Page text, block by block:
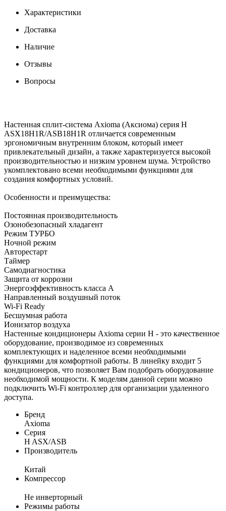
Характеристики
Доставка
Наличие
Отзывы
Вопросы
Настенная сплит-система Axioma (Аксиома) серия H
ASX18H1R/ASB18H1R отличается современным
эргономичным внутренним блоком, который имеет
привлекательный дизайн, а также характеризуется высокой
производительностью и низким уровнем шума. Устройство
укомплектовано всеми необходимыми функциями для
создания комфортных условий.
Особенности и преимущества:
Постоянная производительность
Озонобезопасный хладагент
Режим ТУРБО
Ночной режим
Авторестарт
Таймер
Самодиагностика
Защита от коррозии
Энергоэффективность класса А
Направленный воздушный поток
Wi-Fi Ready
Бесшумная работа
Ионизатор воздуха
Настенные кондиционеры Axioma серии H - это качественное
оборудование, производимое из современных
комплектующих и наделенное всеми необходимыми
функциями для комфортной работы. В линейку входит 5
кондиционеров, что позволяет Вам подобрать оборудование
необходимой мощности. К моделям данной серии можно
подключить Wi-Fi контроллер для организации удаленного
доступа.
Бренд
Axioma
Серия
H ASX/ASB
Производитель
Китай
Компрессор
Не инверторный
Режимы работы